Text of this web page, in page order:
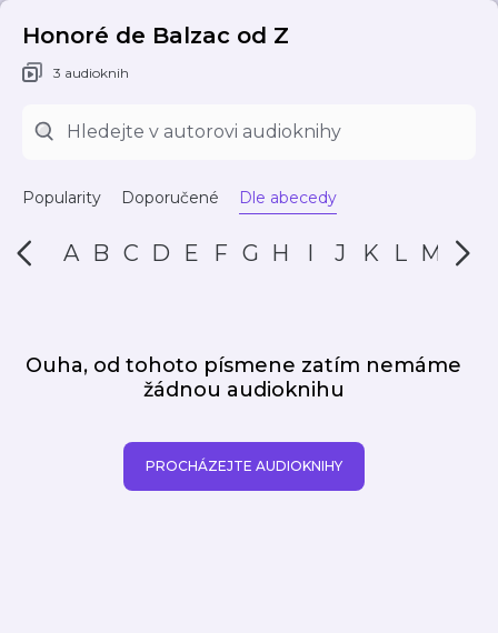
Honoré de Balzac od Z
3 audioknih
Popularity Doporučené Dle abecedy
A B C D E F G H I J K L M N
Ouha, od tohoto písmene zatím nemáme
žádnou audioknihu
PROCHÁZEJTE AUDIOKNIHY